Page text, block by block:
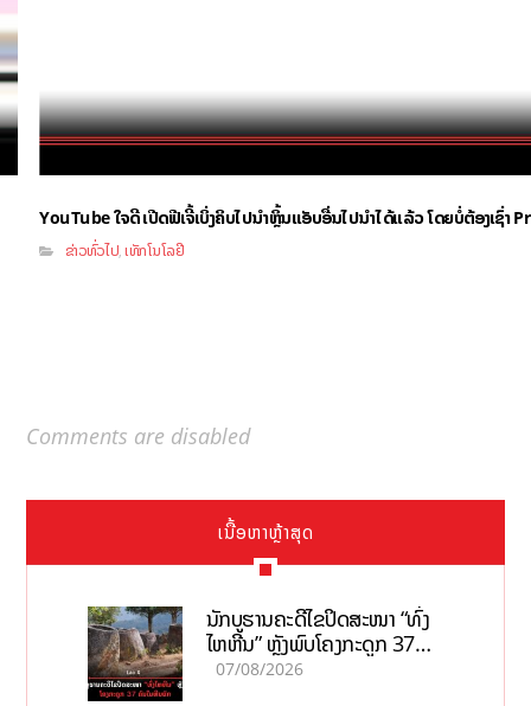
YouTube ໃຈດີ ເປີດຟີເຈີ້ເບິ່ງຄິບໄປນຳຫຼິ້ນແອັບອື່ນໄປນຳໄດ້ແລ້ວ ໂດຍບໍ່ຕ້ອງເຊົ່າ
ຂ່າວທົ່ວໄປ ,ເທັກໂນໂລຢີ
Comments are disabled
ເນື້ອຫາຫຼ້າສຸດ
ນັກບູຮານຄະດີໄຂປິດສະໜາ “ທົ່ງ
ໄຫຫີນ” ຫຼັງພົບໂຄງກະດູກ 37
ຄົນໃນຫີນຍັກ
07/08/2026